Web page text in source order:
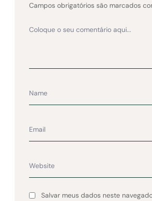
Campos obrigatórios são marcados
Salvar meus dados neste